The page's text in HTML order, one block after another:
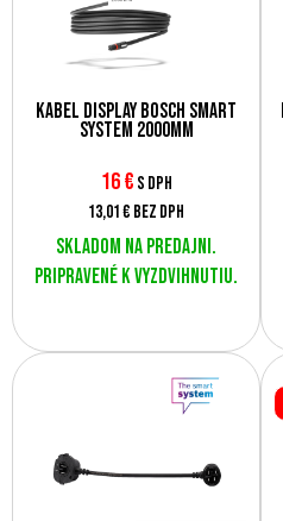
Kábel display Bosch Smart
System 2000mm
16€ s DPH
13,01 € bez DPH
Skladom na predajni.
Pripravené k vyzdvihnutiu.